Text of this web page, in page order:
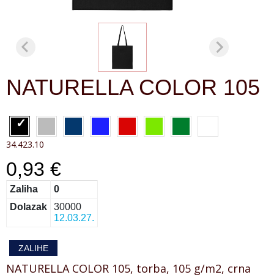
NATURELLA COLOR 105
34.423.10
0,93 €
Zaliha
0
Dolazak
30000
12.03.27.
ZALIHE
NATURELLA COLOR 105, torba, 105 g/m2, crna